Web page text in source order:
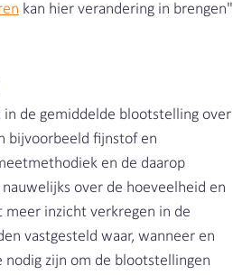
kan hier verandering in brengen"
de gemiddelde blootstelling over
bijvoorbeeld fijnstof en
en de daarop
over de hoeveelheid en
meer inzicht verkregen in de
vastgesteld waar, wanneer en
zijn om de blootstellingen